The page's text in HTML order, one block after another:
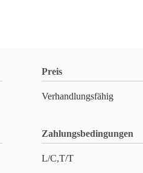
Preis
Verhandlungsfähig
Zahlungsbedingungen
L/C,T/T